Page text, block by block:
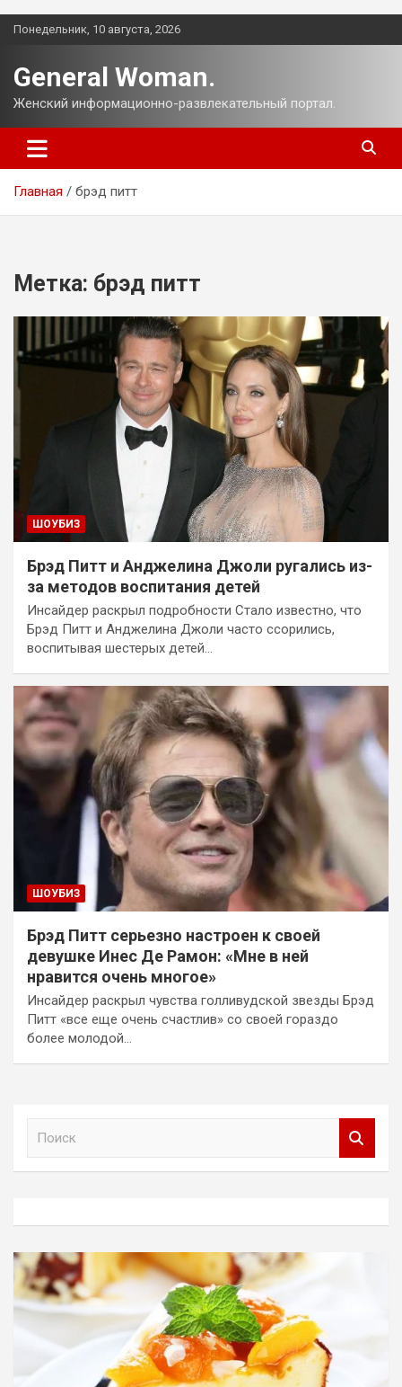
Перейти
Понедельник, 10 августа, 2026
General Woman.
Женский информационно-развлекательный портал.
Главная брэд питт
Метка: брэд питт
ШОУБИЗ
Брэд Питт и Анджелина Джоли ругались из-
за методов воспитания детей
Инсайдер раскрыл подробности Стало известно, что
Брэд Питт и Анджелина Джоли часто ссорились,
воспитывая шестерых детей…
ШОУБИЗ
Брэд Питт серьезно настроен к своей
девушке Инес Де Рамон: «Мне в ней
нравится очень многое»
Инсайдер раскрыл чувства голливудской звезды Брэд
Питт «все еще очень счастлив» со своей гораздо
более молодой…